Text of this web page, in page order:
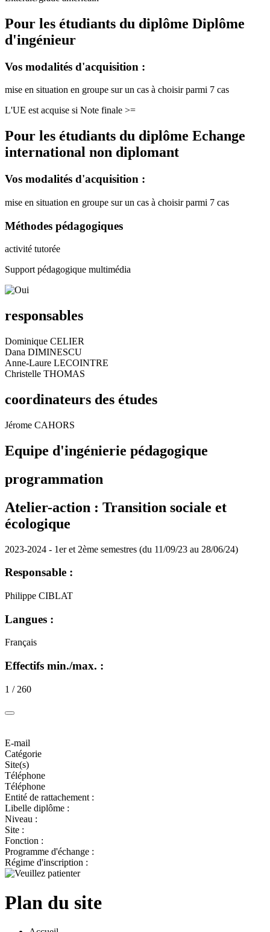
Pour les étudiants du diplôme Diplôme
d'ingénieur
Vos modalités d'acquisition :
mise en situation en groupe sur un cas à choisir parmi 7 cas
L'UE est acquise si Note finale >=
Pour les étudiants du diplôme Echange
international non diplomant
Vos modalités d'acquisition :
mise en situation en groupe sur un cas à choisir parmi 7 cas
Méthodes pédagogiques
activité tutorée
Support pédagogique multimédia
responsables
Dominique CELIER
Dana DIMINESCU
Anne-Laure LECOINTRE
Christelle THOMAS
coordinateurs des études
Jérome CAHORS
Equipe d'ingénierie pédagogique
programmation
Atelier-action : Transition sociale et
écologique
2023-2024 - 1er et 2ème semestres (du 11/09/23 au 28/06/24)
Responsable :
Philippe CIBLAT
Langues :
Français
Effectifs min./max. :
1 / 260
E-mail
Catégorie
Site(s)
Téléphone
Téléphone
Entité de rattachement :
Libelle diplôme :
Niveau :
Site :
Fonction :
Programme d'échange :
Régime d'inscription :
Plan du site